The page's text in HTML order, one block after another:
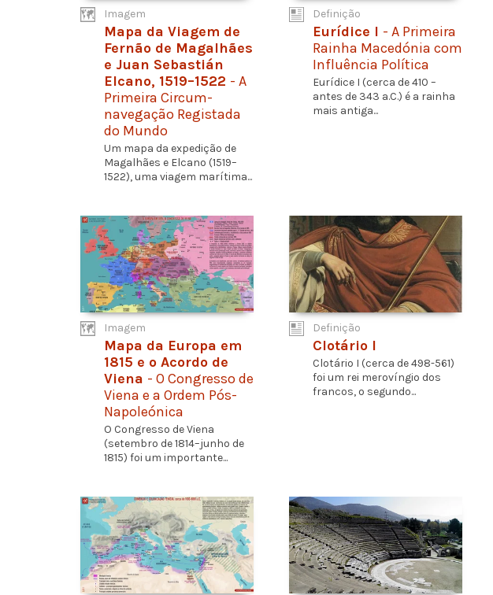
Imagem
Mapa da Viagem de
Fernão de Magalhães
e Juan Sebastián
Elcano, 1519–1522 - A
Primeira Circum-
navegação Registada
do Mundo
Um mapa da expedição de
Magalhães e Elcano (1519–
1522), uma viagem marítima...
Definição
Eurídice I - A Primeira
Rainha Macedónia com
Influência Política
Eurídice I (cerca de 410 –
antes de 343 a.C.) é a rainha
mais antiga...
Imagem
Mapa da Europa em
1815 e o Acordo de
Viena - O Congresso de
Viena e a Ordem Pós-
Napoleónica
O Congresso de Viena
(setembro de 1814–junho de
1815) foi um importante...
Definição
Clotário I
Clotário I (cerca de 498-561)
foi um rei merovíngio dos
francos, o segundo...